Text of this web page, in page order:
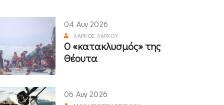
04 Αυγ 2026
ΛΆΡΚΟΣ ΛΆΡΚΟΥ
Ο «κατακλυσμός» της
Θέουτα
06 Αυγ 2026